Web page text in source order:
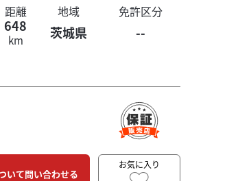
距離 地域 免許区分
648
km 茨城県 --
いて問い合わせる
お気に入り